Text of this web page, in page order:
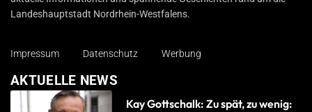
Landeshauptstadt Nordrhein-Westfalens.
Impressum Datenschutz Werbung
AKTUELLE NEWS
Kay Gottschalk: Zu spät, zu wenig: